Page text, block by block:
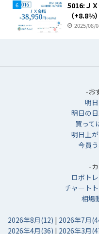
6
5016:Ｊ
（+8.8%）
2025/08/
-お
明
明日の
買って
明日上
今買
-
ロボト
チャート
相場
2026年8月(12) | 2026年7月
2026年4月(36) | 2026年3月